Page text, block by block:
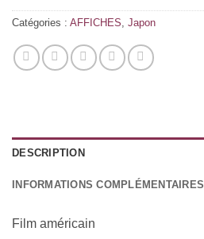
Catégories : AFFICHES Japon
DESCRIPTION
INFORMATIONS COMPLÉMENTAIRES
Film américain